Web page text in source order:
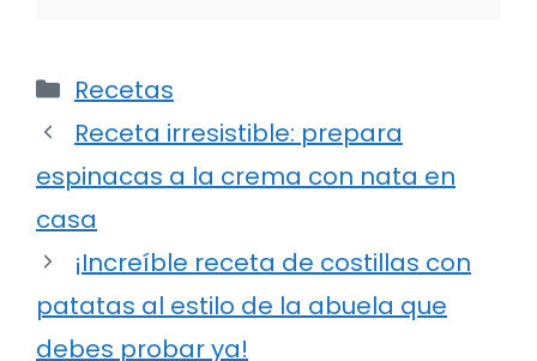
Categorías
Recetas
Receta irresistible: prepara
espinacas a la crema con nata en
casa
¡Increíble receta de costillas con
patatas al estilo de la abuela que
debes probar ya!